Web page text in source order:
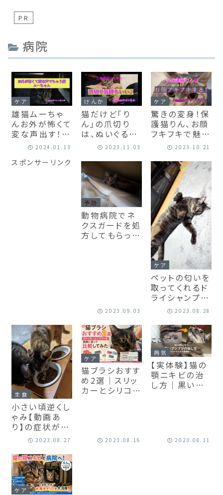
PR
病院
ケア
雄猫ムーちゃ
んお外が怖くて
変な声出す！
【動画あり】
2024.01.13
けんか
猫だけど「り
ん｣の爪切り
は、ぬいぐるみ
みたいだよ！気
持ちいいです。
変わってる？
【動画あり】
2023.11.03
ケア
驚きの変身！保
護猫りん、お顔
フキフキで魅力
倍増！必見のブ
ログ！【動画あ
り】
2023.10.21
スポンサーリンク
予防
動物病院でネ
クスガードを処
方してもらった
2023.09.03
ケア
ペットの匂いを
取ってくれるド
ライシャンプー
があった2023.08.28
主食
小さい頃逆くし
ゃみ【動画あ
り】の症状があ
ったのが関係
あるかわから
ないけどこの
食器ネコボウ
ルに替えたら
吐き戻し激減！
2023.08.27
ケア
猫ブラシおすす
め2選｜スリッ
カーとシリコン
2023.08.16
病気
【実体験】猫の
顎ニキビの治
し方｜黒いブ
2023.08.11
ケア